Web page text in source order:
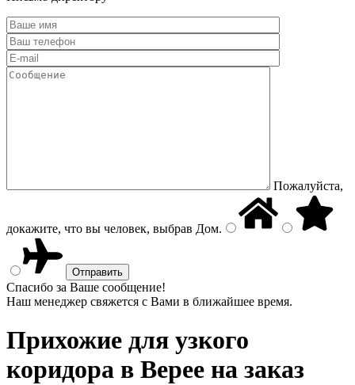
Пожалуйста,
докажите, что вы человек, выбрав Дом.
Спасибо за Ваше сообщение!
Наш менеджер свяжется с Вами в ближайшее время.
Прихожие для узкого
коридора в Верее на заказ